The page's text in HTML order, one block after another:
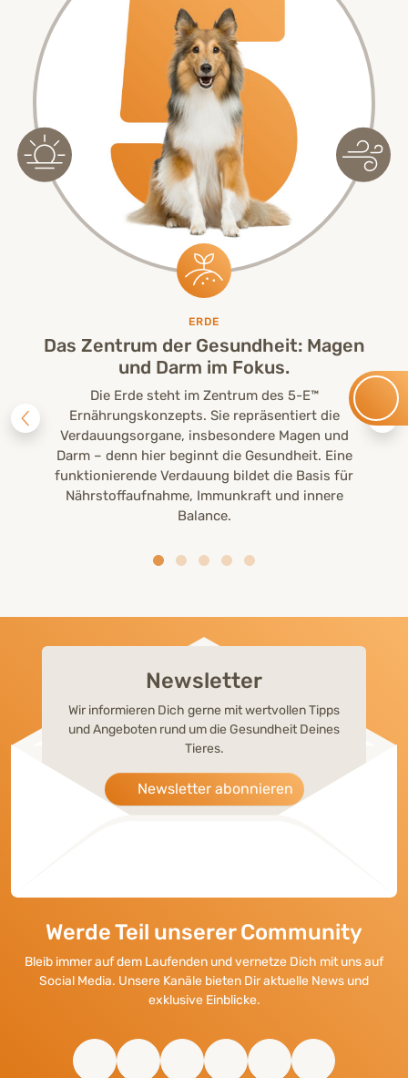
ERDE
Das Zentrum der Gesundheit: Magen
und Darm im Fokus.
Die Erde steht im Zentrum des 5-E™
Ernährungskonzepts. Sie repräsentiert die
Verdauungsorgane, insbesondere Magen und
Darm – denn hier beginnt die Gesundheit. Eine
funktionierende Verdauung bildet die Basis für
Nährstoffaufnahme, Immunkraft und innere
Balance.
Newsletter
Wir informieren Dich gerne mit wertvollen Tipps
und Angeboten rund um die Gesundheit Deines
Tieres.
Newsletter abonnieren
Werde Teil unserer Community
Bleib immer auf dem Laufenden und vernetze Dich mit uns auf
Social Media. Unsere Kanäle bieten Dir aktuelle News und
exklusive Einblicke.